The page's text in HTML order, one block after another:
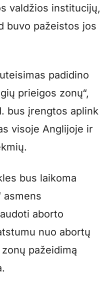
valdžios institucijų,
buvo pažeistos jos
padidino
prieigos zonų“,
bus įrengtos aplink
visoje Anglijoje ir
bus laikoma
asmens
aborto
nuo abortų
pažeidimą